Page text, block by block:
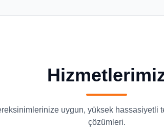
uygun, yüksek hassasiyetli
çözümleri.